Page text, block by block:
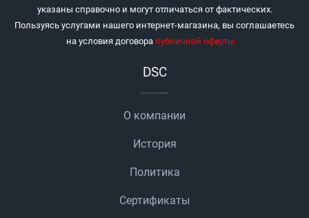
указаны справочно и могут отличаться от фактических.
Пользуясь услугами нашего интернет-магазина, вы соглашаетесь
на условия договора публичной оферты.
DSC
О компании
История
Политика
Сертификаты